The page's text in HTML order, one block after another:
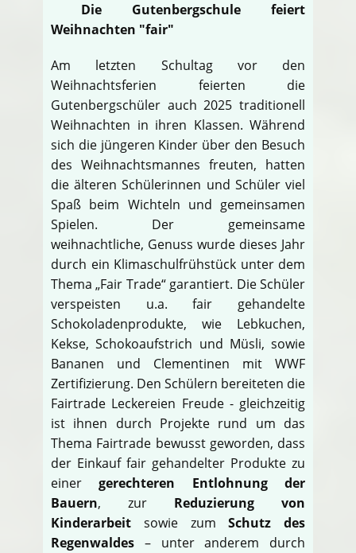
Die Gutenbergschule feiert
Weihnachten "fair"
Am letzten Schultag vor den
Weihnachtsferien feierten die
Gutenbergschüler auch 2025 traditionell
Weihnachten in ihren Klassen. Während
sich die jüngeren Kinder über den Besuch
des Weihnachtsmannes freuten, hatten
die älteren Schülerinnen und Schüler viel
Spaß beim Wichteln und gemeinsamen
Spielen. Der gemeinsame
weihnachtliche, Genuss wurde dieses Jahr
durch ein Klimaschulfrühstück unter dem
Thema „Fair Trade“ garantiert. Die Schüler
verspeisten u.a. fair gehandelte
Schokoladenprodukte, wie Lebkuchen,
Kekse, Schokoaufstrich und Müsli, sowie
Bananen und Clementinen mit WWF
Zertifizierung. Den Schülern bereiteten die
Fairtrade Leckereien Freude - gleichzeitig
ist ihnen durch Projekte rund um das
Thema Fairtrade bewusst geworden, dass
der Einkauf fair gehandelter Produkte zu
einergerechteren Entlohnung der
Bauern, zur Reduzierung von
Kinderarbeit sowie zumSchutz des
Regenwaldes – unter anderem durch